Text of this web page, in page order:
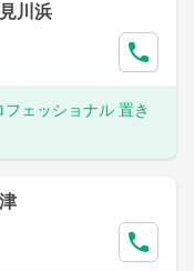
川浜
ェッショナル 置き